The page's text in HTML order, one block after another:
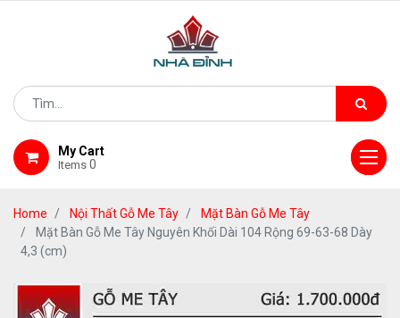
My Cart
Items 0
Home Nội Thất Gỗ Me Tây
Mặt Bàn Gỗ Me Tây
Mặt Bàn Gỗ Me Tây Nguyên Khối Dài 104 Rộng 69-63-68 Dày
4,3 (cm)